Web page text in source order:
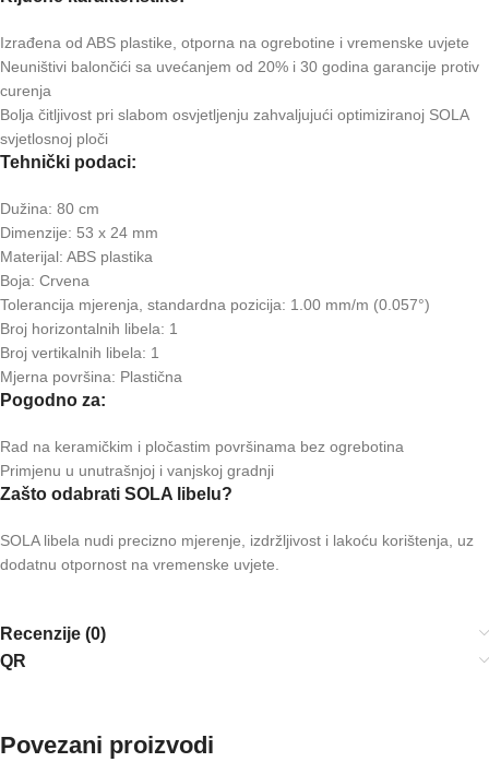
Izrađena od ABS plastike, otporna na ogrebotine i vremenske uvjete
Neuništivi balončići sa uvećanjem od 20% i 30 godina garancije protiv
curenja
Bolja čitljivost pri slabom osvjetljenju zahvaljujući optimiziranoj SOLA
svjetlosnoj ploči
Tehnički podaci:
Dužina: 80 cm
Dimenzije: 53 x 24 mm
Materijal: ABS plastika
Boja: Crvena
Tolerancija mjerenja, standardna pozicija: 1.00 mm/m (0.057°)
Broj horizontalnih libela: 1
Broj vertikalnih libela: 1
Mjerna površina: Plastična
Pogodno za:
Rad na keramičkim i pločastim površinama bez ogrebotina
Primjenu u unutrašnjoj i vanjskoj gradnji
Zašto odabrati SOLA libelu?
SOLA libela nudi precizno mjerenje, izdržljivost i lakoću korištenja, uz
dodatnu otpornost na vremenske uvjete.
Recenzije (0)
QR
Povezani proizvodi